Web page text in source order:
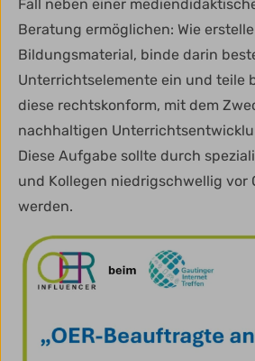
Fall neben einer
Beratung ermöglichen: Wie
Bildungsmaterial, binde darin
Unterrichtselemente ein und teile
diese rechtskonform, mit dem
nachhaltigen
Diese Aufgabe sollte durch
und Kollegen niedrigschwellig vor
werden.